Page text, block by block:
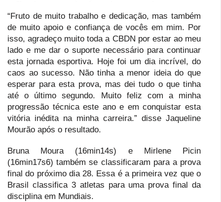
“Fruto de muito trabalho e dedicação, mas também
de muito apoio e confiança de vocês em mim. Por
isso, agradeço muito toda a CBDN por estar ao meu
lado e me dar o suporte necessário para continuar
esta jornada esportiva. Hoje foi um dia incrível, do
caos ao sucesso. Não tinha a menor ideia do que
esperar para esta prova, mas dei tudo o que tinha
até o último segundo. Muito feliz com a minha
progressão técnica este ano e em conquistar esta
vitória inédita na minha carreira.” disse Jaqueline
Mourão após o resultado.
Bruna Moura (16min14s) e Mirlene Picin
(16min17s6) também se classificaram para a prova
final do próximo dia 28. Essa é a primeira vez que o
Brasil classifica 3 atletas para uma prova final da
disciplina em Mundiais.